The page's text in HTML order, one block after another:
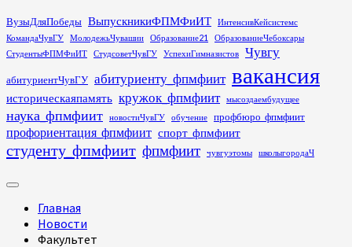
Перейти
к
содержимому
ВузыДляПобеды ВыпускникиФПМФиИТ
ИнтенсивКейсистемс
КомандаЧувГУ
МолодежьЧувашии Образование21
ОбразованиеЧебоксары
СтудентыФПМФиИТ
СтудсоветЧувГУ УспехиГимназистов Чувгу
абитуриентЧувГУ абитуриенту_фпмфиит вакансия
историческаяпамять кружок_фпмфиит мысоздаембудущее
наука_фпмфиит новостиЧувГУ обучение профбюро_фпмфиит
профориентация_фпмфиит спорт_фпмфиит
студенту_фпмфиит фпмфиит чувгуэтомы школыгородаЧ
Основное
Главная
Новости
Факультет